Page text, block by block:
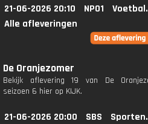
21-06-2026 20:10 NPO1
Alle afleveringen
De Oranjezomer
Bekijk aflevering 19 van De
seizoen 6 hier op KIJK.
21-06-2026 20:00 SBS